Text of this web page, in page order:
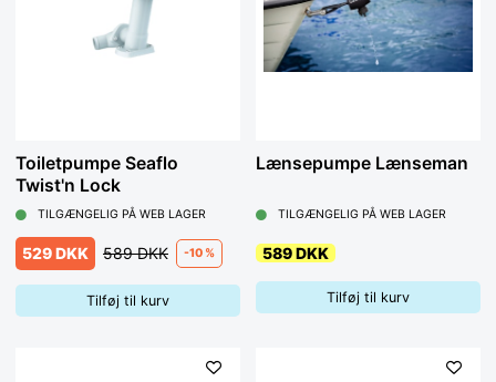
Toiletpumpe Seaflo
Twist'n Lock
TILGÆNGELIG PÅ WEB LAGER
529 DKK 589 DKK -10 %
Tilføj til kurv
Lænsepumpe Lænseman
TILGÆNGELIG PÅ WEB LAGER
589 DKK
Tilføj til kurv